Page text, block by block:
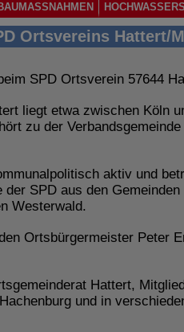
Ortsvereins Hattert/
SPD Ortsverein 57644
liegt etwa zwischen Köln
zu der
aktiv und
der SPD aus den
Westerwald.
Ortsbürgermeister Peter
Hattert,
und in